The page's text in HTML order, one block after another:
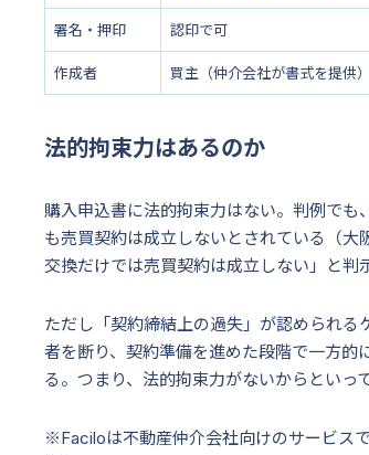
署名・押印 認印で可
作成者 買主（仲介会社が書式を提供）
法的拘束力はあるのか
購入申込書に法的拘束力はない。判例で
も売買契約は成立しないとされている（
交換だけでは売買契約は成立しない」と判
ただし「契約締結上の過失」が認められ
者を断り、契約準備を進めた段階で一方的
る。つまり、法的拘束力がないからといっ
※Faciloは不動産仲介会社向けのサービス